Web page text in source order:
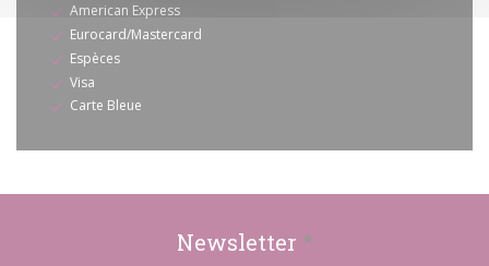
American Express
Eurocard/Mastercard
Espèces
Visa
Carte Bleue
Newsletter *